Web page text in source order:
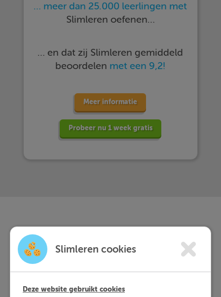
… meer dan 25.000 leerlingen met
Slimleren oefenen…
… en dat zij Slimleren gemiddeld
beoordelen met een 9,2!
Meer informatie
Probeer nu 1 week gratis
Wat is
eigenlijk?
waar je nog wat moeite mee hebt, waar en
Slimleren cookies
Deze website gebruikt cookies